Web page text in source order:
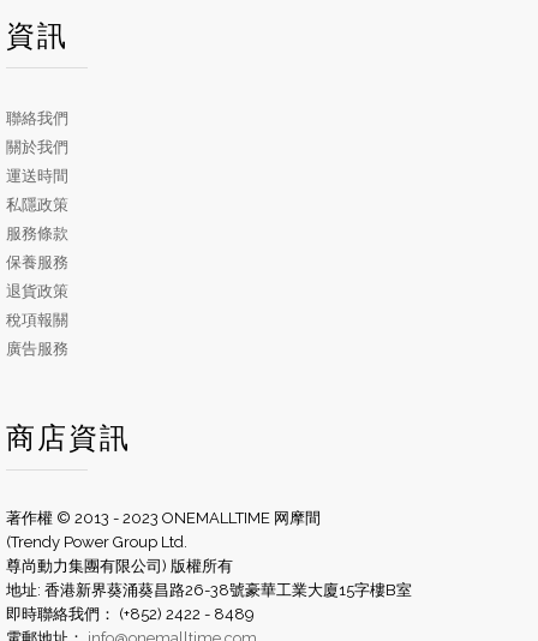
資訊
聯絡我們
關於我們
運送時間
私隱政策
服務條款
保養服務
退貨政策
稅項報關
廣告服務
商店資訊
著作權 © 2013 - 2023 ONEMALLTIME 网摩間
(Trendy Power Group Ltd.
尊尚動力集團有限公司) 版權所有
地址: 香港新界葵涌葵昌路26-38號豪華工業大廈15字樓B室
即時聯絡我們： (+852) 2422 - 8489